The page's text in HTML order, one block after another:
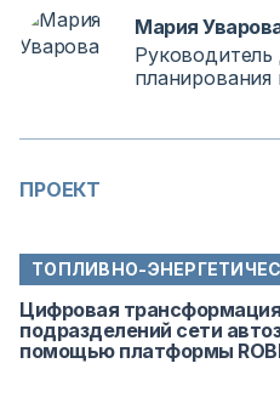
Мария
планирования
ПРОЕКТ
ТОПЛИВНО-
Цифровая
подразделений сети
помощью платформы